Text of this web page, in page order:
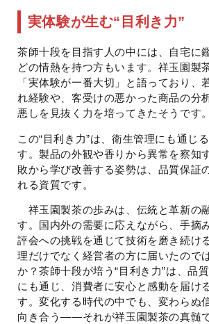
実体験が生む“目利き力”
茶師十段を目指す人の中には、自宅に
どの情熱を持つ方もいます。祥玉園製
「実体験が一番大切」と語っており、
れ経験や、客受けの悪かった商品の分
悪しを見抜く力を培ってきたそうです。
この“目利き力”は、衛生管理にも通じ
す。製品の外観や香りから異常を察知
敗から学び改善する姿勢は、品質保証
れる資質です。
祥玉園製茶の歩みは、伝統と革新の
す。国内外の需要に応えながら、手摘
評会への挑戦を通じて技術を磨き続け
理だけでなく経営者の方に届いたので
か？茶師十段が培う“目利き力”は、品
にも通じ、消費者に安心と感動を届け
す。変化する時代の中でも、変わらぬ
向き合う——それが祥玉園製茶の真髄